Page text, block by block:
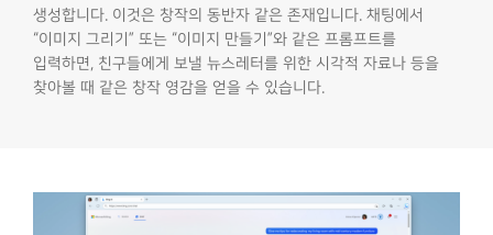
생성합니다. 이것은 창작의 동반자 같은 존재입니다. 채팅에서
“이미지 그리기” 또는 “이미지 만들기”와 같은 프롬프트를
입력하면, 친구들에게 보낼 뉴스레터를 위한 시각적 자료나 등을
찾아볼 때 같은 창작 영감을 얻을 수 있습니다.